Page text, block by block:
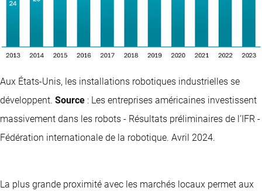
Aux États-Unis, les installations robotiques industrielles se
développent. Source : Les entreprises américaines investissent
massivement dans les robots - Résultats préliminaires de l’IFR -
Fédération internationale de la robotique. Avril 2024.
La plus grande proximité avec les marchés locaux permet aux